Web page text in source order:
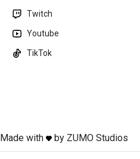
Twitch
Youtube
TikTok
Made with by ZUMO Studios